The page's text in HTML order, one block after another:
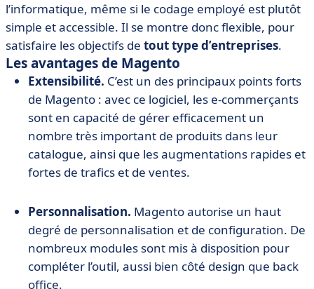
l’informatique, même si le codage employé est plutôt
simple et accessible. Il se montre donc flexible, pour
satisfaire les objectifs de tout type d’entreprises.
Les avantages de Magento
Extensibilité. C’est un des principaux points forts
de Magento : avec ce logiciel, les e-commerçants
sont en capacité de gérer efficacement un
nombre très important de produits dans leur
catalogue, ainsi que les augmentations rapides et
fortes de trafics et de ventes.
Personnalisation. Magento autorise un haut
degré de personnalisation et de configuration. De
nombreux modules sont mis à disposition pour
compléter l’outil, aussi bien côté design que back
office.